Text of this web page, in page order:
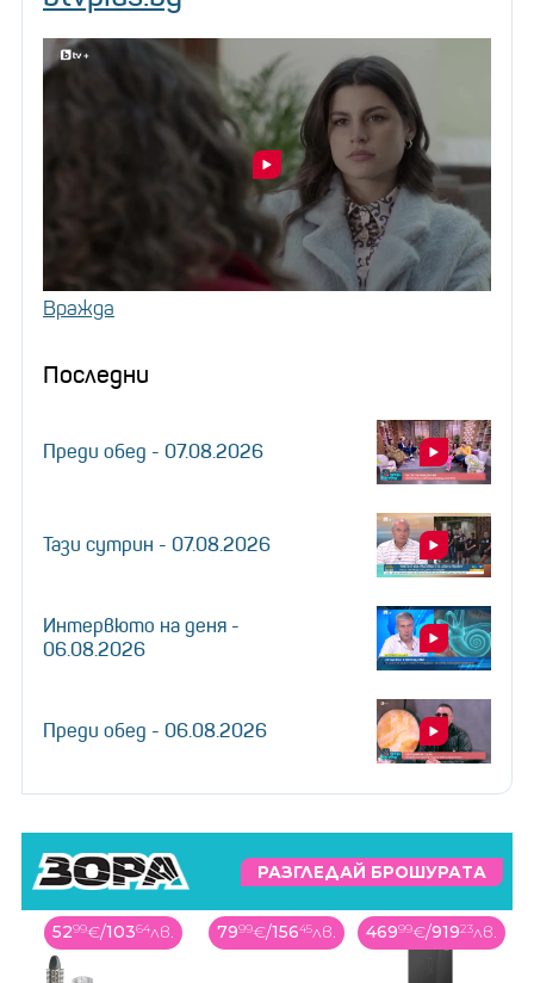
Вражда
Последни
Преди обед - 07.08.2026
Тази сутрин - 07.08.2026
Интервюто на деня -
06.08.2026
Преди обед - 06.08.2026
РАЗГЛЕДАЙ БРОШУРАТА
7999€/15645лв. 46999€/91923лв. 44999€/88011лв.